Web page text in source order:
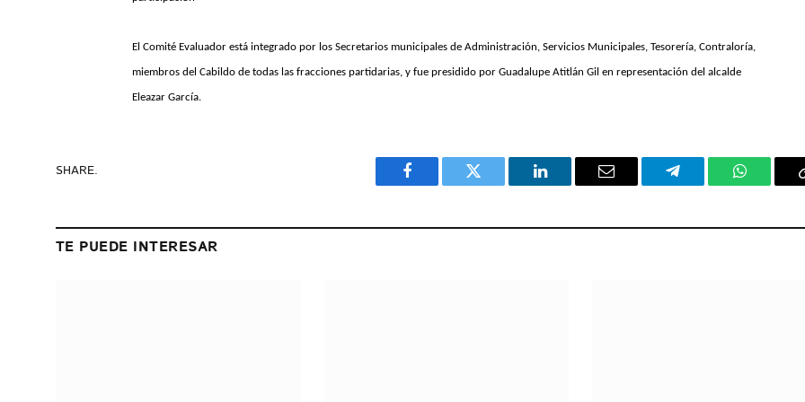
El Comité Evaluador está integrado por los Secretarios municipales de Administración, Servicios Municipales, Tesorería, Contraloría,
miembros del Cabildo de todas las fracciones partidarias, y fue presidido por Guadalupe Atitlán Gil en representación del alcalde
Eleazar García.
SHARE.
Facebook Twitter LinkedIn Email Telegram
TE PUEDE INTERESAR